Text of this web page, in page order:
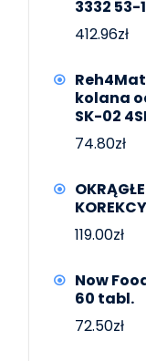
3332 53-
412.96zł
kolana
SK-02
74.80zł
119.00zł
Now
60 tabl.
72.50zł